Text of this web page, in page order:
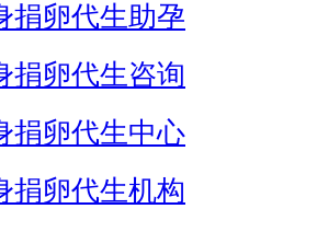
捐卵代生助孕
捐卵代生咨询
捐卵代生中心
捐卵代生机构